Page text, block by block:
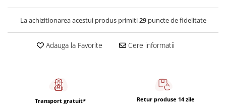
La achizitionarea acestui produs primiti29puncte de fidelitate
Adauga la Favorite Cere informatii
Transport gratuit* Retur produse 14 zile